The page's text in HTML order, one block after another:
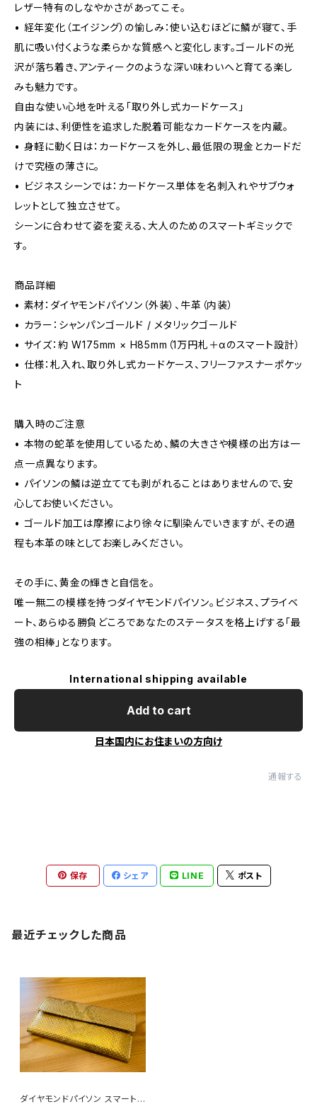
レザー特有のしなやかさがあってこそ。
• 経年変化（エイジング）の愉しみ：使い込むほどに鱗が寝て、手
肌に吸い付くような柔らかな質感へと変化します。ゴールドの光
沢が落ち着き、アンティークのような深い味わいへと育てる楽し
みも魅力です。
自由な使い心地を叶える「取り外し式カードケース」
内装には、利便性を追求した脱着可能なカードケースを内蔵。
• 身軽に動く日は：カードケースを外し、最低限の現金とカードだ
けで究極の薄さに。
• ビジネスシーンでは：カードケース単体を名刺入れやサブウォ
レットとして独立させて。
シーンに合わせて姿を変える、大人のためのスマートギミックで
す。
商品詳細
• 素材：ダイヤモンドパイソン（外装）、牛革（内装）
• カラー：シャンパンゴールド / メタリックゴールド
• サイズ：約 W175mm × H85mm（1万円札＋αのスマート設計）
• 仕様：札入れ、取り外し式カードケース、フリーファスナーポケッ
ト
購入時のご注意
• 本物の蛇革を使用しているため、鱗の大きさや模様の出方は一
点一点異なります。
• パイソンの鱗は逆立てても剥がれることはありませんので、安
心してお使いください。
• ゴールド加工は摩擦により徐々に馴染んでいきますが、その過
程も本革の味としてお楽しみください。
その手に、黄金の輝きと自信を。
唯一無二の模様を持つダイヤモンドパイソン。ビジネス、プライベ
ート、あらゆる勝負どころであなたのステータスを格上げする「最
強の相棒」となります。
International shipping available
Add to cart
日本国内にお住まいの方向け
通報する
保存 シェア LINE ポスト
最近チェックした商品
ダイヤモンドパイソン スマートウ